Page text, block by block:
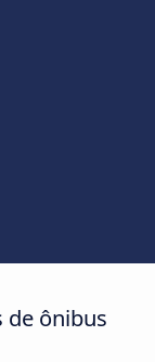
de ônibus